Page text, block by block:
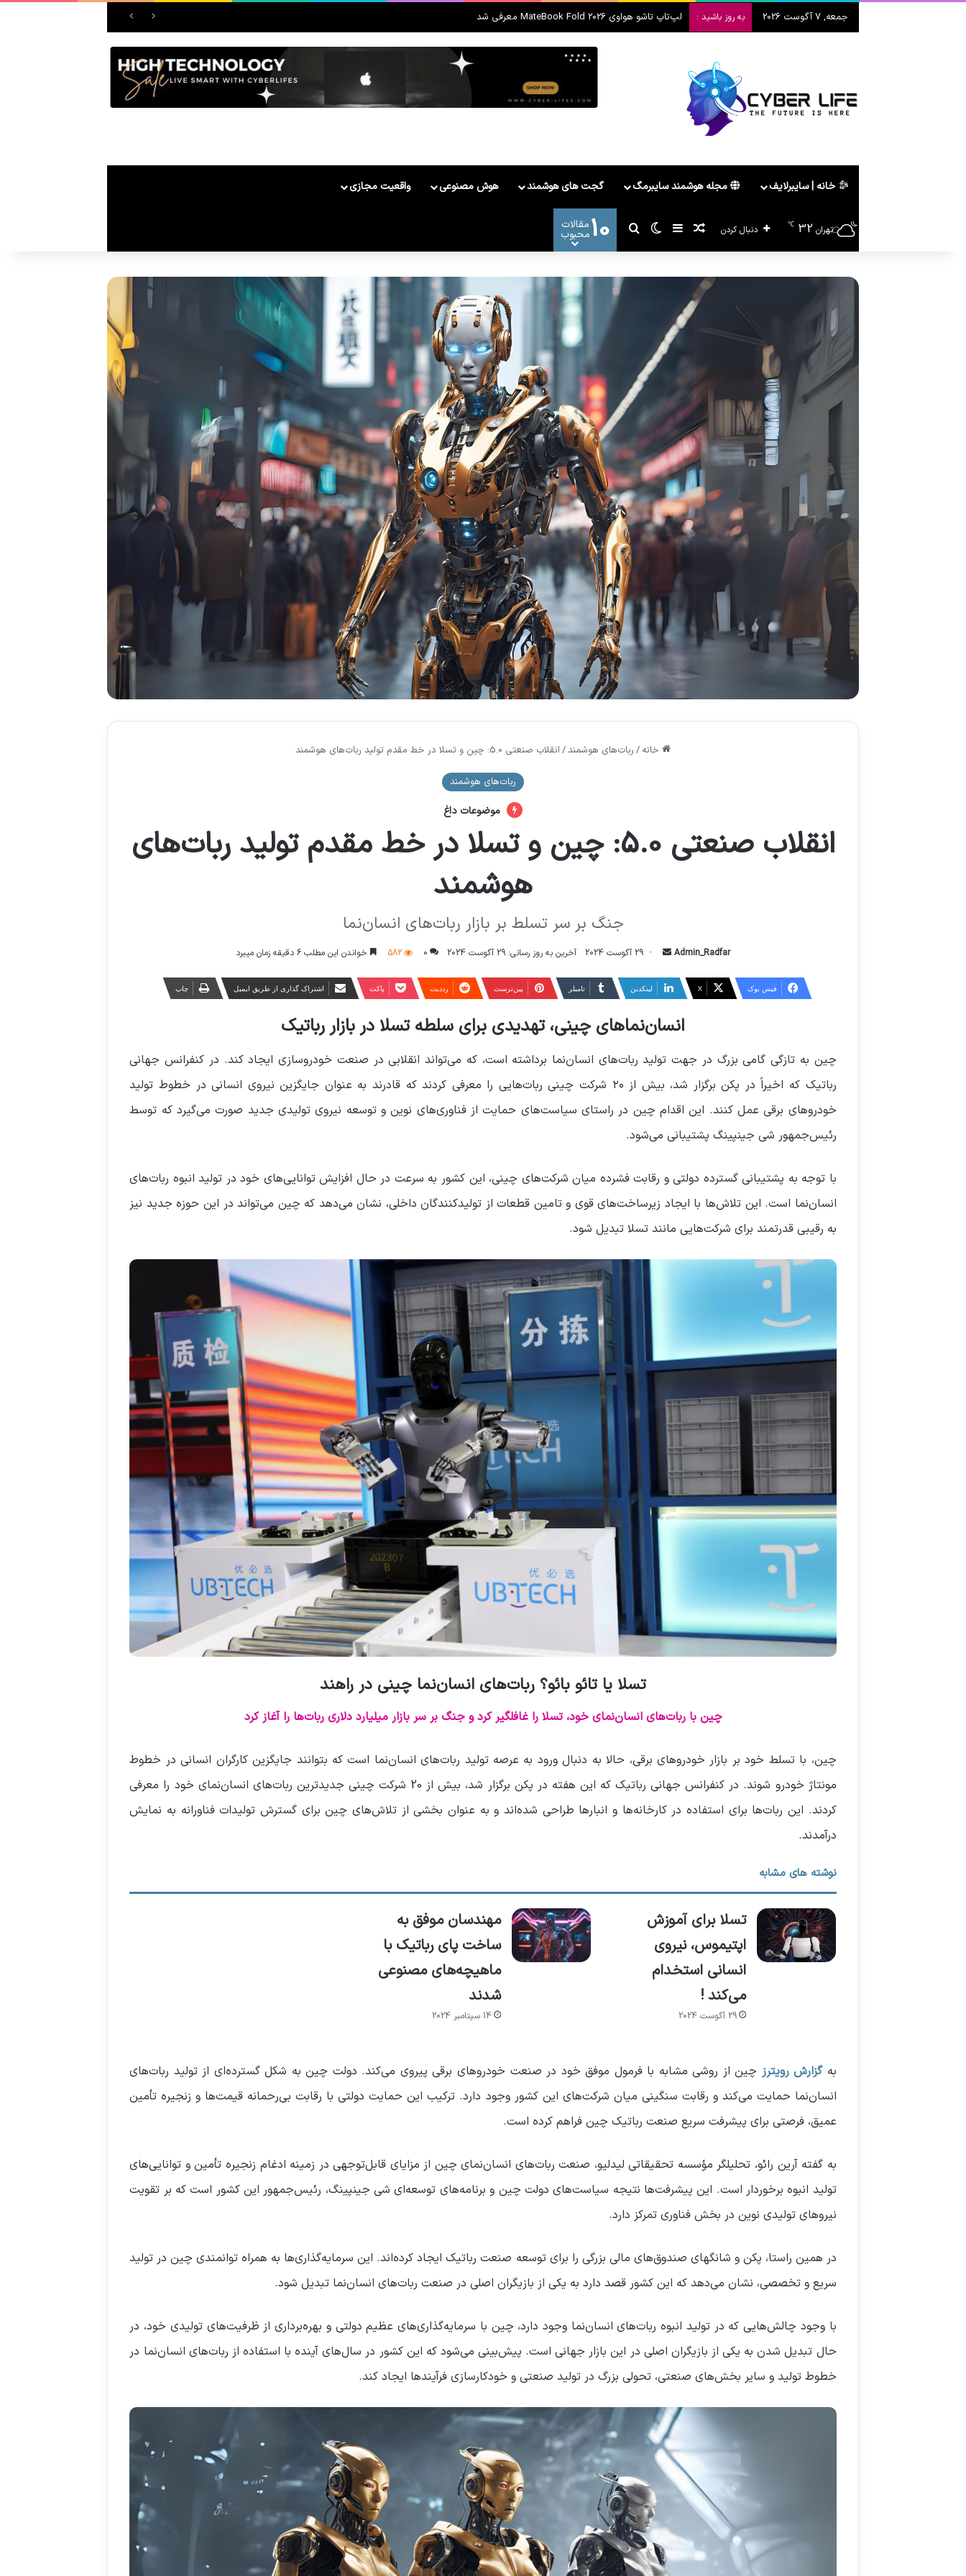
جمعه, 7 آگوست 2026 به روز باشید : لپ‌تاپ تاشو هواوی MateBook Fold 2026 معرفی شد
خانه | سایبرلایف مجله هوشمند سایبرمگ گجت های هوشمند هوش مصنوعی واقعیت مجازی
تهران 32
℃ دنبال کردن پیشنهاد هوشمند
سایدبارتغییر پوسته
جستجو برای
10مقالات
محبوب
خانه / ربات‌های هوشمند/ انقلاب صنعتی 5.0: چین و تسلا در خط مقدم تولید ربات‌های هوشمند
ربات‌های هوشمند
موضوعات داغ
انقلاب صنعتی 5.0: چین و تسلا در خط مقدم تولید ربات‌های
هوشمند
جنگ بر سر تسلط بر بازار ربات‌های انسان‌نما
Admin_Radfar
ل
ی
ی
ل
29 آگوست 2024 آخرین به روز رسانی: 29 آگوست 2024 0
582 خواندن این مطلب 6 دقیقه زمان میبرد
فیس بوک X لینکدین ‫تامبلر ‫پین‌ترست ‫رددیت پاکت اشتراک گذاری از طریق ایمیل چاپ
انسان‌نماهای چینی، تهدیدی برای سلطه تسلا در بازار رباتیک
چین به تازگی گامی بزرگ در جهت تولید ربات‌های انسان‌نما برداشته است، که می‌تواند انقلابی در صنعت خودروسازی ایجاد کند. در کنفرانس جهانی
رباتیک که اخیراً در پکن برگزار شد، بیش از ۲۰ شرکت چینی ربات‌هایی را معرفی کردند که قادرند به عنوان جایگزین نیروی انسانی در خطوط تولید
خودروهای برقی عمل کنند. این اقدام چین در راستای سیاست‌های حمایت از فناوری‌های نوین و توسعه نیروی تولیدی جدید صورت می‌گیرد که توسط
رئیس‌جمهور شی جینپینگ پشتیبانی می‌شود.
با توجه به پشتیبانی گسترده دولتی و رقابت فشرده میان شرکت‌های چینی، این کشور به سرعت در حال افزایش توانایی‌های خود در تولید انبوه ربات‌های
انسان‌نما است. این تلاش‌ها با ایجاد زیرساخت‌های قوی و تامین قطعات از تولیدکنندگان داخلی، نشان می‌دهد که چین می‌تواند در این حوزه جدید نیز
به رقیبی قدرتمند برای شرکت‌هایی مانند تسلا تبدیل شود.
تسلا یا تائو بائو؟ ربات‌های انسان‌نما چینی در راهند
چین با ربات‌های انسان‌نمای خود، تسلا را غافلگیر کرد و جنگ بر سر بازار میلیارد دلاری ربات‌ها را آغاز کرد
چین، با تسلط خود بر بازار خودروهای برقی، حالا به دنبال ورود به عرصه تولید ربات‌های انسان‌نما است که بتوانند جایگزین کارگران انسانی در خطوط
مونتاژ خودرو شوند. در کنفرانس جهانی رباتیک که این هفته در پکن برگزار شد، بیش از 20 شرکت چینی جدیدترین ربات‌های انسان‌نمای خود را معرفی
کردند. این ربات‌ها برای استفاده در کارخانه‌ها و انبارها طراحی شده‌اند و به عنوان بخشی از تلاش‌های چین برای گسترش تولیدات فناورانه به نمایش
درآمدند.
نوشته های مشابه
تسلا برای آموزش
اپتیموس، نیروی
انسانی استخدام
می‌کند !
29 آگوست 2024
مهندسان موفق به
ساخت پای رباتیک با
ماهیچه‌های مصنوعی
شدند
14 سپتامبر 2024
بهگزارش رویترز چین از روشی مشابه با فرمول موفق خود در صنعت خودروهای برقی پیروی می‌کند. دولت چین به شکل گسترده‌ای از تولید ربات‌های
انسان‌نما حمایت می‌کند و رقابت سنگینی میان شرکت‌های این کشور وجود دارد. ترکیب این حمایت دولتی با رقابت بی‌رحمانه قیمت‌ها و زنجیره تأمین
عمیق، فرصتی برای پیشرفت سریع صنعت رباتیک چین فراهم کرده است.
به گفته آرین رائو، تحلیلگر مؤسسه تحقیقاتی لیدلیو، صنعت ربات‌های انسان‌نمای چین از مزایای قابل‌توجهی در زمینه ادغام زنجیره تأمین و توانایی‌های
تولید انبوه برخوردار است. این پیشرفت‌ها نتیجه سیاست‌های دولت چین و برنامه‌های توسعه‌ای شی جینپینگ، رئیس‌جمهور این کشور است که بر تقویت
نیروهای تولیدی نوین در بخش فناوری تمرکز دارد.
در همین راستا، پکن و شانگهای صندوق‌های مالی بزرگی را برای توسعه صنعت رباتیک ایجاد کرده‌اند. این سرمایه‌گذاری‌ها به همراه توانمندی چین در تولید
سریع و تخصصی، نشان می‌دهد که این کشور قصد دارد به یکی از بازیگران اصلی در صنعت ربات‌های انسان‌نما تبدیل شود.
با وجود چالش‌هایی که در تولید انبوه ربات‌های انسان‌نما وجود دارد، چین با سرمایه‌گذاری‌های عظیم دولتی و بهره‌برداری از ظرفیت‌های تولیدی خود، در
حال تبدیل شدن به یکی از بازیگران اصلی در این بازار جهانی است. پیش‌بینی می‌شود که این کشور در سال‌های آینده با استفاده از ربات‌های انسان‌نما در
خطوط تولید و سایر بخش‌های صنعتی، تحولی بزرگ در تولید صنعتی و خودکارسازی فرآیندها ایجاد کند.